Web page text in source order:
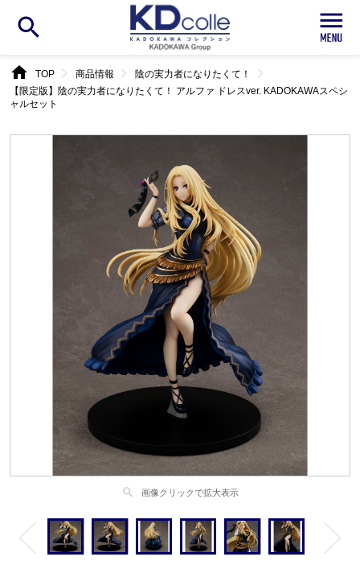
search
home TOPchevron_right 商品情報chevron_right 陰の実力者になりたくて！ chevron_right
【限定版】陰の実力者になりたくて！ アルファ ドレスver. KADOKAWAスペシ
ャルセット
search 画像クリックで拡大表示